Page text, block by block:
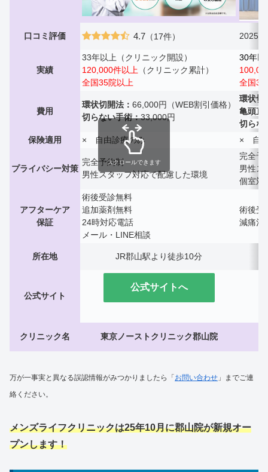
口コミ評価 4.7 （17件） 2025
実績
33年以上（クリニック開設）
120,000件以上 （クリニック累計）
全国35院以上
30年以
全国33
費用
環状切開法： 66,000円（WEB割引価格）
切らない手術：33,000円
環状切
亀頭直
切らな
保険適用
× 自由診療のみ × 自由
プライバシー対策
完全予約制
男性スタッフ対応で配慮した環境
完全予
男性ス
個室対
アフターケア
保証
術後受診無料
追加薬剤無料
24時対応電話
メール・LINE相談
術後受
減痛治
所在地 JR郡山駅より徒歩10分
公式サイト
公式サイトへ
クリニック名 東京ノーストクリニック郡山院
スクロールできます
万が一事実と異なる誤認情報がみつかりましたら「お問い合わせ 」までご連
絡ください。
メンズライフクリニックは25年10月に郡山院が新規オー
プンします！